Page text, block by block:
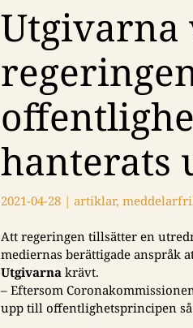
hanterats
2021-04-28 | artiklar,
Att regeringen tillsätter en
mediernas berättigade anspråk
Utgivarna krävt.
– Eftersom
upp till offentlighetsprincipen så